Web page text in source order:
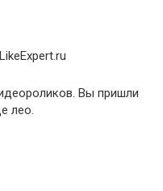
Вы пришли
лео.